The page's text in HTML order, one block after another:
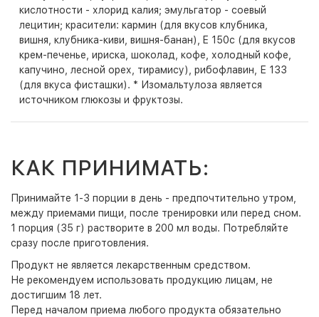
кислотности - хлорид калия; эмульгатор - соевый
лецитин; красители: кармин (для вкусов клубника,
вишня, клубника-киви, вишня-банан), E 150c (для вкусов
крем-печенье, ириска, шоколад, кофе, холодный кофе,
капучино, лесной орех, тирамису), рибофлавин, Е 133
(для вкуса фисташки). * Изомальтулоза является
источником глюкозы и фруктозы.
КАК ПРИНИМАТЬ:
Принимайте 1-3 порции в день - предпочтительно утром,
между приемами пищи, после тренировки или перед сном.
1 порция (35 г) растворите в 200 мл воды. Потребляйте
сразу после приготовления.
Продукт не является лекарственным средством.
Не рекомендуем использовать продукцию лицам, не
достигшим 18 лет.
Перед началом приема любого продукта обязательно